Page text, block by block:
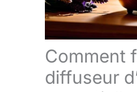
Comment
diffuseur